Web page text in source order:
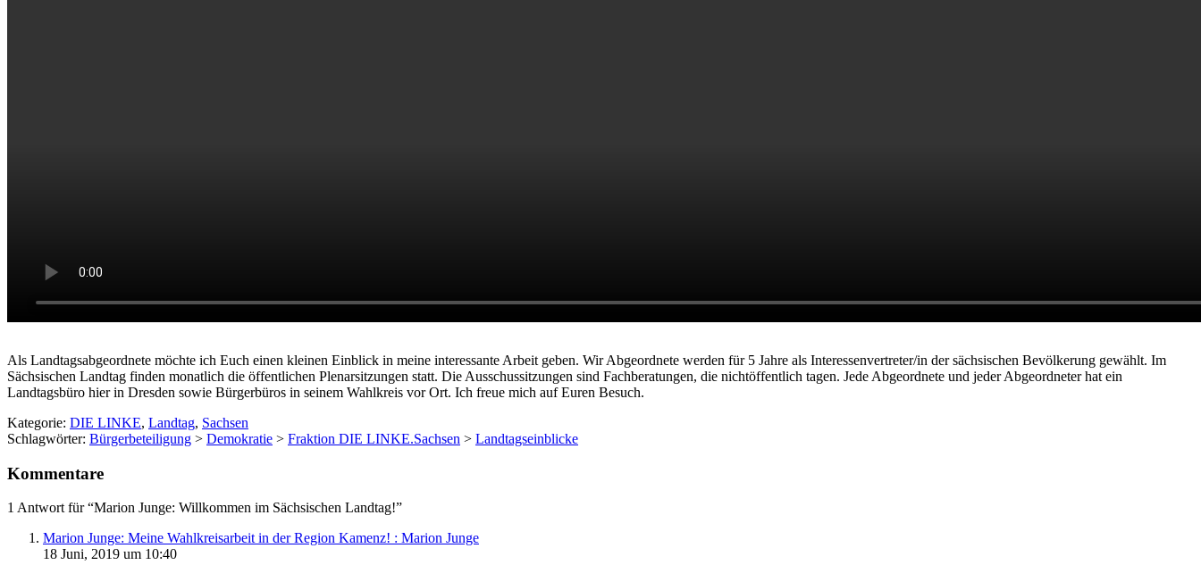
Als Landtagsabgeordnete möchte ich Euch einen kleinen Einblick in meine interessante Arbeit geben. Wir Abgeordnete werden für 5 Jahre als Interessenvertreter/in der sächsischen Bevölkerung gewählt. Im
Sächsischen Landtag finden monatlich die öffentlichen Plenarsitzungen statt. Die Ausschussitzungen sind Fachberatungen, die nichtöffentlich tagen. Jede Abgeordnete und jeder Abgeordneter hat ein
Landtagsbüro hier in Dresden sowie Bürgerbüros in seinem Wahlkreis vor Ort. Ich freue mich auf Euren Besuch.
Kategorie: DIE LINKE, Landtag, Sachsen
Schlagwörter: Bürgerbeteiligung > Demokratie > Fraktion DIE LINKE.Sachsen > Landtagseinblicke
Kommentare
1 Antwort für “Marion Junge: Willkommen im Sächsischen Landtag!”
Marion Junge: Meine Wahlkreisarbeit in der Region Kamenz! : Marion Junge
18 Juni, 2019 um 10:40